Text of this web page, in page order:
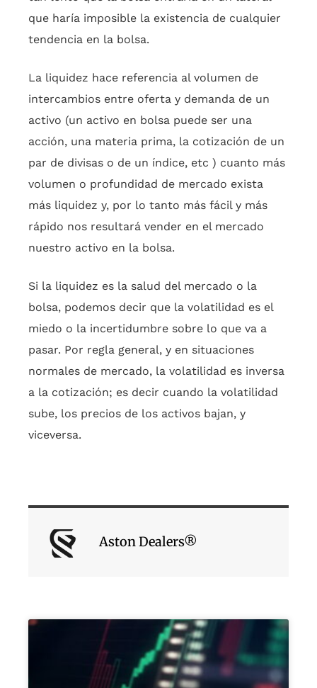
que haría imposible la existencia de cualquier
tendencia en la bolsa.
La liquidez hace referencia al volumen de
intercambios entre oferta y demanda de un
activo (un activo en bolsa puede ser una
acción, una materia prima, la cotización de un
par de divisas o de un índice, etc ) cuanto más
volumen o profundidad de mercado exista
más liquidez y, por lo tanto más fácil y más
rápido nos resultará vender en el mercado
nuestro activo en la bolsa.
Si la liquidez es la salud del mercado o la
bolsa, podemos decir que la volatilidad es el
miedo o la incertidumbre sobre lo que va a
pasar. Por regla general, y en situaciones
normales de mercado, la volatilidad es inversa
a la cotización; es decir cuando la volatilidad
sube, los precios de los activos bajan, y
viceversa.
Aston Dealers®